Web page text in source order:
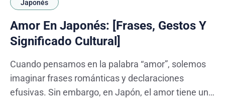
Japonés
Amor En Japonés: [Frases, Gestos Y
Significado Cultural]
Cuando pensamos en la palabra “amor”, solemos
imaginar frases románticas y declaraciones
efusivas. Sin embargo, en Japón, el amor tiene un